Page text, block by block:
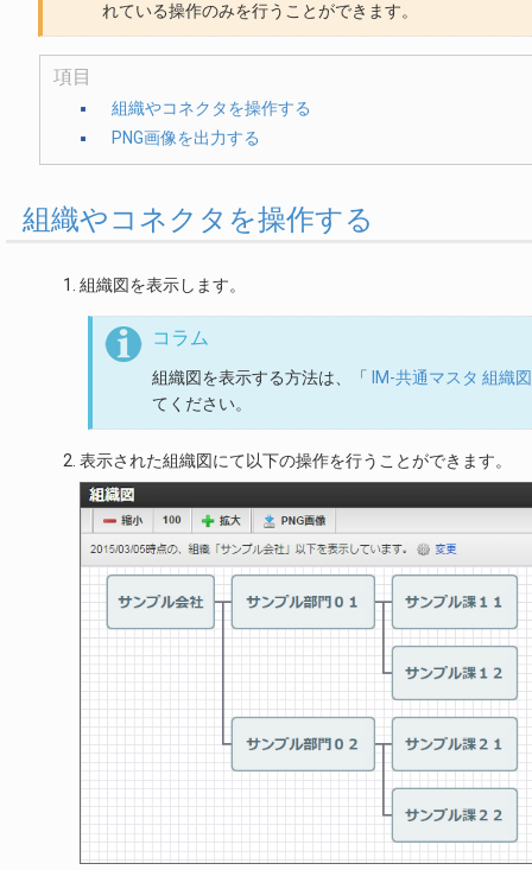
れている操作のみを行うことができます。
項目
組織やコネクタを操作する
PNG画像を出力する
組織やコネクタを操作する
組織図を表示します。
コラム
組織図を表示する方法は、「 IM-共通マスタ 組織
てください。
表示された組織図にて以下の操作を行うことができます。